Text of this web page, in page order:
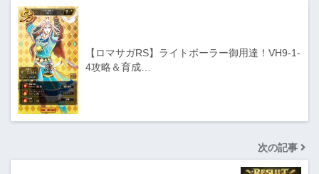
【ロマサガRS】ライトボーラー御用達！VH9-1-
4攻略＆育成…
次の記事